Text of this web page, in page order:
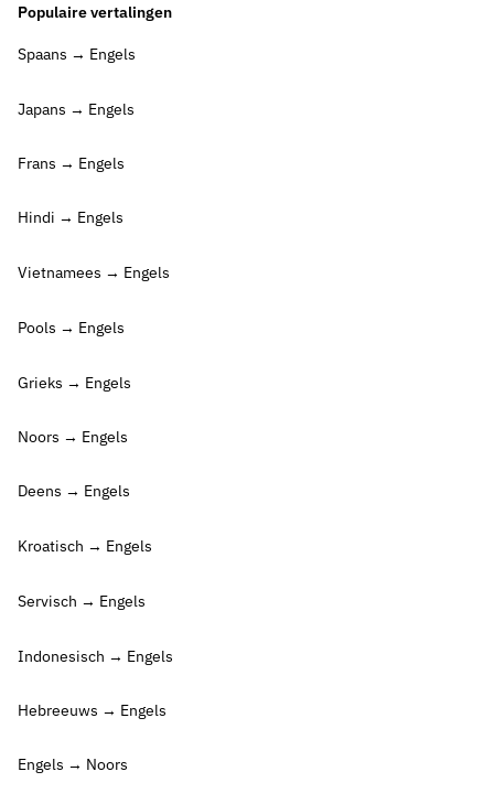
Populaire vertalingen
Spaans → Engels
Japans → Engels
Frans → Engels
Hindi → Engels
Vietnamees → Engels
Pools → Engels
Grieks → Engels
Noors → Engels
Deens → Engels
Kroatisch → Engels
Servisch → Engels
Indonesisch → Engels
Hebreeuws → Engels
Engels → Noors